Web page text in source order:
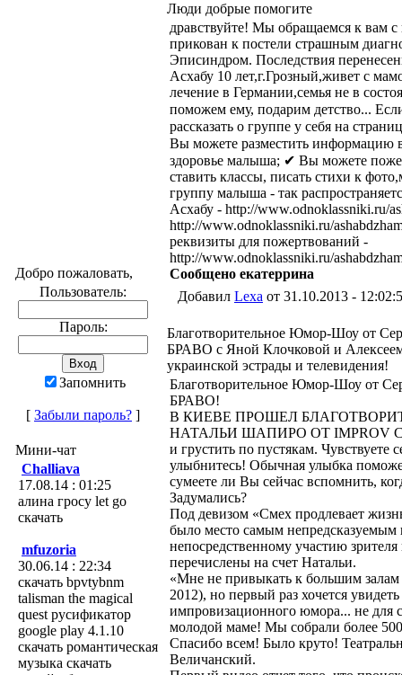
Добро пожаловать,
Пользователь:
Пароль:
Запомнить
[ Забыли пароль? ]
Мини-чат
Challiava
17.08.14 : 01:25
алина гросу let go
скачать
mfuzoria
30.06.14 : 22:34
скачать bpvtybnm
talisman the magical
quest русификатор
google play 4.1.10
скачать романтическая
музыка скачать
Люди добрые помогите
дравствуйте! Мы обращаемся к вам
прикован к постели страшным
Эписиндром. Последствия
Асхабу 10 лет,г.Грозный,живет с
лечение в Германии,семья не в
поможем ему, подарим детство...
рассказать о группе у себя на
Вы можете разместить информацию
здоровье малыша; ✔ Вы можете
ставить классы, писать стихи к
группу малыша - так
Асхабу - http://www.odnoklassniki.ru/
http://www.odnoklassniki.ru/
реквизиты для пожертвований -
http://www.odnoklassniki.ru/
Сообщено екатеррина
Добавил Lexa от 31.10.2013 -
Благотворительное Юмор-Шоу от
БРАВО с Яной Клочковой и
украинской эстрады и телевидения!
Благотворительное Юмор-Шоу от
БРАВО!
В КИЕВЕ ПРОШЕЛ
НАТАЛЬИ ШАПИРО ОТ IMPROV
и грустить по пустякам. Чувствуете
улыбнитесь! Обычная улыбка
сумеете ли Вы сейчас вспомнить,
Задумались?
Под девизом «Смех продлевает
было место самым
непосредственному участию
перечислены на счет Натальи.
«Мне не привыкать к большим
2012), но первый раз хочется
импровизационного юмора... не
молодой маме! Мы собрали более
Спасибо всем! Было круто!
Величанский.